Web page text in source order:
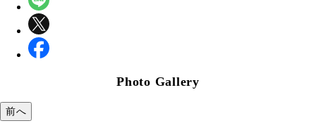
Photo Gallery
前へ